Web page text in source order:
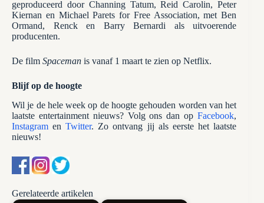
geproduceerd door Channing Tatum, Reid Carolin, Peter
Kiernan en Michael Parets for Free Association, met Ben
Ormand, Renck en Barry Bernardi als uitvoerende
producenten.
De film Spaceman is vanaf 1 maart te zien op Netflix.
Blijf op de hoogte
Wil je de hele week op de hoogte gehouden worden van het
laatste entertainment nieuws? Volg ons dan opFacebook,
InstagramenTwitter. Zo ontvang jij als eerste het laatste
nieuws!
Gerelateerde artikelen